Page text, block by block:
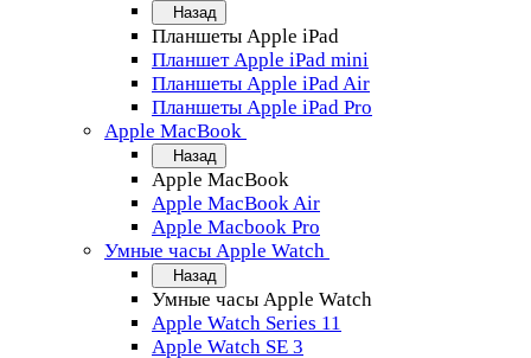
Назад
Планшеты Apple iPad
Планшет Apple iPad mini
Планшеты Apple iPad Air
Планшеты Apple iPad Pro
Apple MacBook
Назад
Apple MacBook
Apple MacBook Air
Apple Macbook Pro
Умные часы Apple Watch
Назад
Умные часы Apple Watch
Apple Watch Series 11
Apple Watch SE 3